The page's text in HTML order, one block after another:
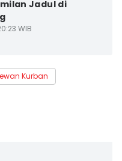
Jadul di
WIB
Kurban